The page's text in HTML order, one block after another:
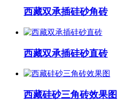
西藏双承插硅砂角砖
西藏双承插硅砂直砖
西藏硅砂三角砖效果图